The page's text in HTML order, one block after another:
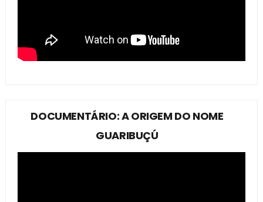
DOCUMENTÁRIO: A ORIGEM DO NOME
GUARIBUÇÚ